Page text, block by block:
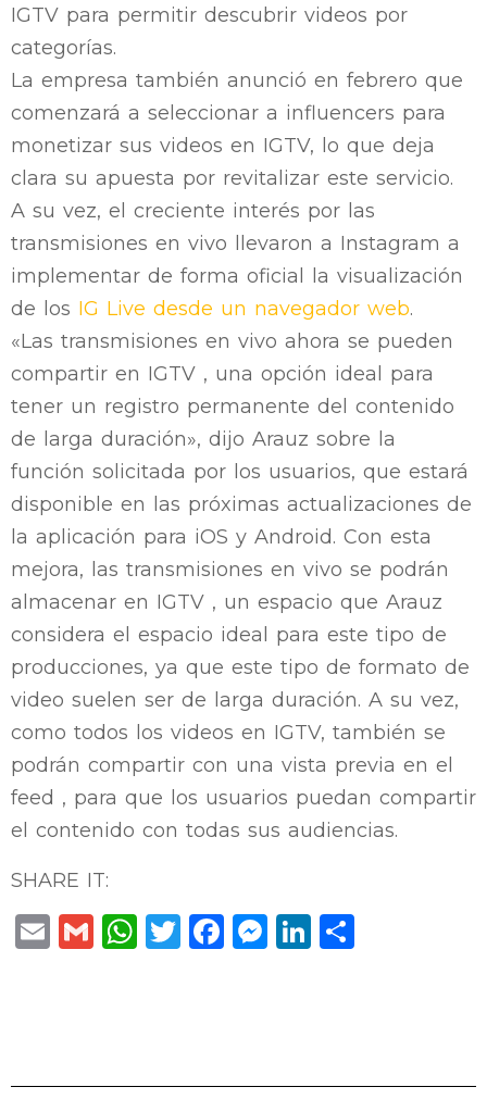
IGTV para permitir descubrir videos por
categorías.
La empresa también anunció en febrero que
comenzará a seleccionar a influencers para
monetizar sus videos en IGTV, lo que deja
clara su apuesta por revitalizar este servicio.
A su vez, el creciente interés por las
transmisiones en vivo llevaron a Instagram a
implementar de forma oficial la visualización
de los IG Live desde un navegador web.
«Las transmisiones en vivo ahora se pueden
compartir en IGTV , una opción ideal para
tener un registro permanente del contenido
de larga duración», dijo Arauz sobre la
función solicitada por los usuarios, que estará
disponible en las próximas actualizaciones de
la aplicación para iOS y Android. Con esta
mejora, las transmisiones en vivo se podrán
almacenar en IGTV , un espacio que Arauz
considera el espacio ideal para este tipo de
producciones, ya que este tipo de formato de
video suelen ser de larga duración. A su vez,
como todos los videos en IGTV, también se
podrán compartir con una vista previa en el
feed , para que los usuarios puedan compartir
el contenido con todas sus audiencias.
SHARE IT:
EmailGmail
WhatsApp
Twitter
Facebook
Messenger
LinkedIn